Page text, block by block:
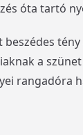
óta tartó
a
rangadóra